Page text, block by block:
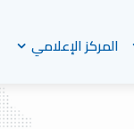
المركز الإعلامي